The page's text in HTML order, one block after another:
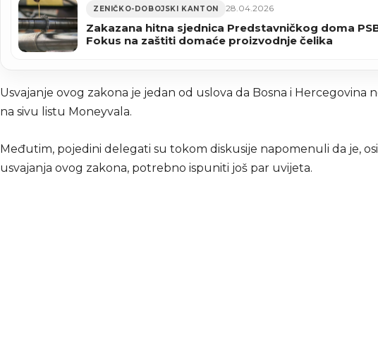
ZENIČKO-DOBOJSKI KANTON 28.04.2026
Zakazana hitna sjednica Predstavničkog doma
Fokus na zaštiti domaće proizvodnje čelika
Usvajanje ovog zakona je jedan od uslova da Bosna i Hercegovina
na sivu listu Moneyvala.
Međutim, pojedini delegati su tokom diskusije napomenuli da je,
usvajanja ovog zakona, potrebno ispuniti još par uvijeta.